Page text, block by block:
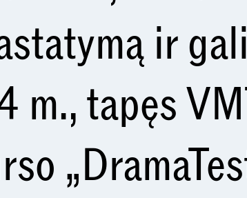
ir
m., tapęs